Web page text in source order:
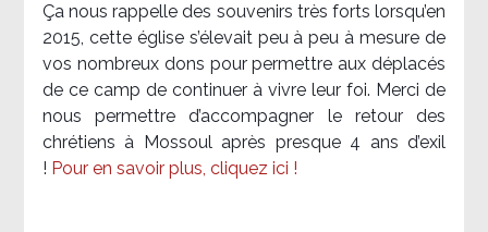
Ça nous rappelle des souvenirs très forts lorsqu’en
2015, cette église s’élevait peu à peu à mesure de
vos nombreux dons pour permettre aux déplacés
de ce camp de continuer à vivre leur foi. Merci de
nous permettre d’accompagner le retour des
chrétiens à Mossoul après presque 4 ans d’exil
! Pour en savoir plus, cliquez ici !